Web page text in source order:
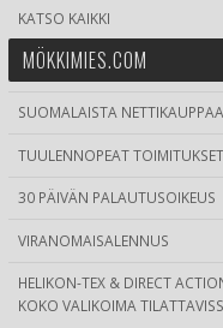
KATSO KAIKKI
MÖKKIMIES.COM
SUOMALAISTA
TUULENNOPEAT
30 PÄIVÄN PALAUTUSOIKEUS
VIRANOMAISALENNUS
HELIKON-TEX & DIRECT
KOKO VALIKOIMA